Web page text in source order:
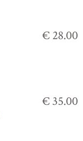
€ 28.00
€ 35.00